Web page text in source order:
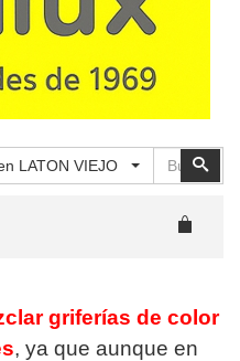
en LATON VIEJO
Buscar
griferías de color
, ya que aunque en